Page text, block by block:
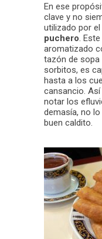
En ese
clave y no
utilizado por
puchero.
aromatizado
tazón de sopa
sorbitos, es
hasta a los
cansancio.
notar los
demasía, no
buen caldito.